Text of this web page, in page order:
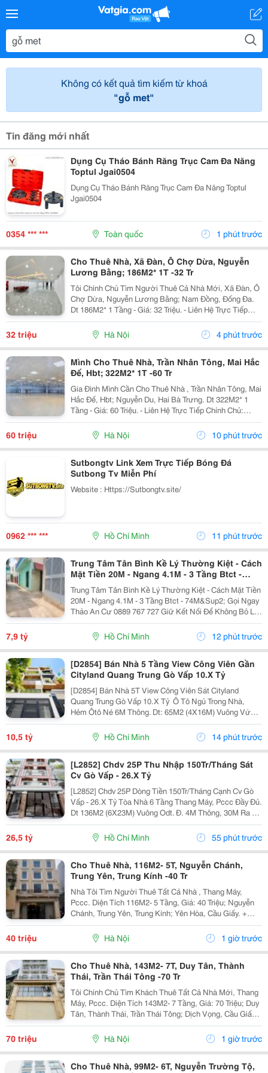
Không có kết quả tìm kiếm từ khoá
"gỗ met"
Tin đăng mới nhất
Dụng Cụ Tháo Bánh Răng Trục Cam Đa Năng
Toptul Jgai0504
Dụng Cụ Tháo Bánh Răng Trục Cam Đa Năng Toptul
Jgai0504
0354 *** *** Toàn quốc 1 phút trước
Cho Thuê Nhà, Xã Đàn, Ô Chợ Dừa, Nguyễn
Lương Bằng; 186M2* 1T -32 Tr
Tôi Chính Chủ Tìm Người Thuê Cả Nhà Mới, Xã Đàn, Ô
Chợ Dừa, Nguyễn Lương Bằng; Nam Đồng, Đống Đa.
Dt 186M2* 1 Tầng - Giá: 32 Triệu. - Liên Hệ Trực Tiếp
Chính Chủ: 0988289962 - Vỉa Hè Lớn, Mặt Tiền Rộng,
Thoáng. - Vị Trí Ngay Gần Ngã Ba, Khu Đông Dân...
32 triệu Hà Nội 4 phút trước
Mình Cho Thuê Nhà, Trần Nhân Tông, Mai Hắc
Đế, Hbt; 322M2* 1T -60 Tr
Gia Đình Mình Cần Cho Thuê Nhà , Trần Nhân Tông, Mai
Hắc Đế, Hbt; Nguyễn Du, Hai Bà Trưng. Dt 322M2* 1
Tầng - Giá: 60 Triệu. - Liên Hệ Trực Tiếp Chính Chủ:
0942854881 - Vỉa Hè Lớn, Mặt Tiền Rộng, Thoáng. - Vị
Trí Ngay Gần Ngã Ba, Khu Đông Dân Cư,...
60 triệu Hà Nội 10 phút trước
Sutbongtv Link Xem Trực Tiếp Bóng Đá
Sutbong Tv Miễn Phí
Website : Https://Sutbongtv.site/
0962 *** *** Hồ Chí Minh 11 phút trước
Trung Tâm Tân Bình Kề Lý Thường Kiệt - Cách
Mặt Tiền 20M - Ngang 4.1M - 3 Tầng Btct -
74M²
Trung Tâm Tân Bình Kề Lý Thường Kiệt - Cách Mặt Tiền
20M - Ngang 4.1M - 3 Tầng Btct - 74M&Sup2; Gọi Ngay
Thảo An Cư 0889 767 727 Giữ Kết Nối Để Không Bỏ Lỡ
Cơ Hội Sở Hữu Tài Sản Giá Tốt Nhất Khu Vực. Bạn
Mua Nhà Để Tích Sản Lâu Dài?...
7,9 tỷ Hồ Chí Minh 12 phút trước
[D2854] Bán Nhà 5 Tầng View Công Viên Gần
Cityland Quang Trung Gò Vấp 10.X Tỷ
[D2854] Bán Nhà 5T View Công Viên Sát Cityland
Quang Trung Gò Vấp 10.X Tỷ ️ Ô Tô Ngủ Trong Nhà,
Hẻm Ôtô Né 6M Thông. Dt: 65M2 (4X16M) Vuông Vức,
Shr Odt. ️ Trệt, Lửng, 2L, St, 4 P.ngủ 5Tolet, Ở Ngay. V.trí
Đẹp, Cách Quang Trung 50M. ⏩ Gọi Điện...
10,5 tỷ Hồ Chí Minh 14 phút trước
[L2852] Chdv 25P Thu Nhập 150Tr/Tháng Sát
Cv Gò Vấp - 26.X Tỷ
[L2852] Chdv 25P Dòng Tiền 150Tr/Tháng Cạnh Cv Gò
Vấp - 26.X Tỷ Tòa Nhà 6 Tầng Thang Máy, Pccc Đầy Đủ.
Dt 136M2 (6X23M) Vuông Odt. Đ. 4M Thông, 30M Ra An
Nhơn. Thu Nhập 150Tr/Th, Có Thể Nâng 28P. Liên Hệ
Ngay Để Xem Nhà Trực Tiếp!
26,5 tỷ Hồ Chí Minh 55 phút trước
Cho Thuê Nhà, 116M2- 5T, Nguyễn Chánh,
Trung Yên, Trung Kính -40 Tr
Nhà Tôi Tìm Người Thuê Tất Cả Nhà , Thang Máy,
Pccc. Diện Tích 116M2- 5 Tầng, Giá: 40 Triệu; Nguyễn
Chánh, Trung Yên, Trung Kính; Yên Hòa, Cầu Giấy. +
Liên Hệ Trực Tiếp Chủ Nhà: 0945471581 + Vỉa Hè Lớn,
Mặt Tiền Rộng,Thoáng. + Vị Trí Gần Ngay Ngã...
40 triệu Hà Nội 1 giờ trước
Cho Thuê Nhà, 143M2- 7T, Duy Tân, Thành
Thái, Trần Thái Tông -70 Tr
Tôi Chính Chủ Tìm Khách Thuê Tất Cả Nhà Mới, Thang
Máy, Pccc. Diện Tích 143M2- 7 Tầng, Giá: 70 Triệu; Duy
Tân, Thành Thái, Trần Thái Tông; Dịch Vọng, Cầu Giấy.
+ Liên Hệ Trực Tiếp Chủ Nhà: 0988289962 + Vỉa Hè
Lớn, Mặt Tiền Rộng,Thoáng. + Vị Trí Gần...
70 triệu Hà Nội 1 giờ trước
Cho Thuê Nhà, 99M2- 6T, Nguyễn Trường Tộ,